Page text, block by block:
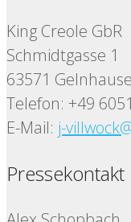
King Creole GbR
Schmidtgasse 1
63571
Telefon: +49
E-Mail: j-
Pressekontakt